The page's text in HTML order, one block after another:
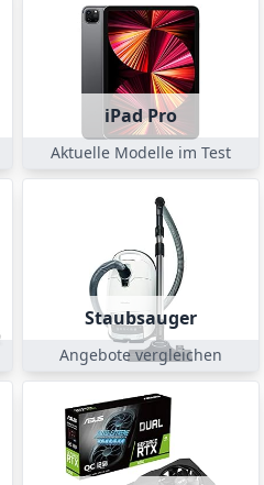
iPad Pro
Aktuelle Modelle im Test
Staubsauger
Angebote vergleichen